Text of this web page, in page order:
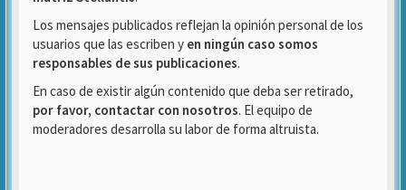
Los mensajes publicados reflejan la opinión personal de los
usuarios que las escriben y en ningún caso somos
responsables de sus publicaciones.
En caso de existir algún contenido que deba ser retirado,
por favor, contactar con nosotros. El equipo de
moderadores desarrolla su labor de forma altruista.